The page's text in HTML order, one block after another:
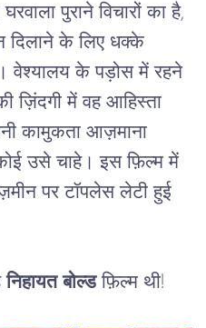
पुराने विचारों का है,
दिलाने के लिए धक्के
वेश्यालय के पड़ोस में रहने
ज़िंदगी में वह आहिस्ता
कामुकता आज़माना
उसे चाहे। इस फ़िल्म में
पर टॉपलेस लेटी हुई
निहायत बोल्ड फ़िल्म थी!